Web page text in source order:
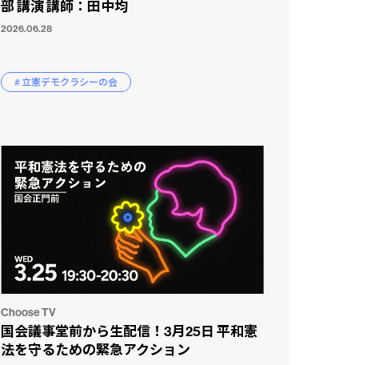
部 講演 講師：田中均
2026.06.28
# 立憲デモクラシーの会
Choose TV
国会議事堂前から生配信！3月25日 平和憲
法を守るための緊急アクション